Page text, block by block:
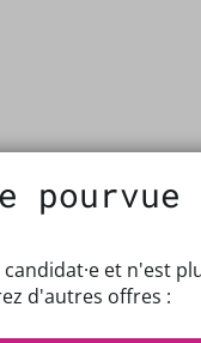
pourvue
et n'est
d'autres offres :